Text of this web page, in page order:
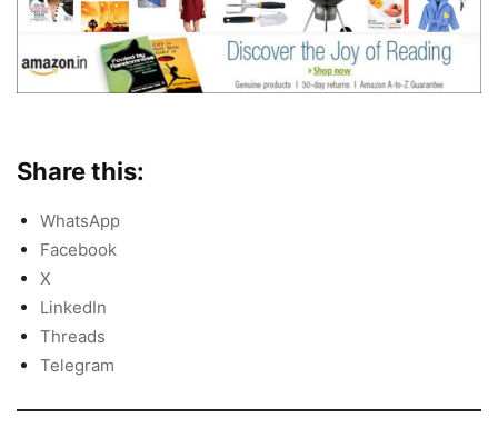
Share this:
WhatsApp
Facebook
X
LinkedIn
Threads
Telegram